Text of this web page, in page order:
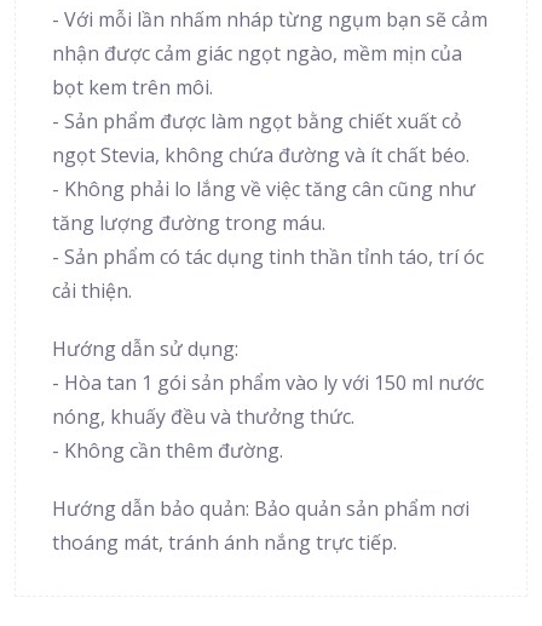
- Với mỗi lần nhấm nháp từng ngụm bạn sẽ cảm
nhận được cảm giác ngọt ngào, mềm mịn của
bọt kem trên môi.
- Sản phẩm được làm ngọt bằng chiết xuất cỏ
ngọt Stevia, không chứa đường và ít chất béo.
- Không phải lo lắng về việc tăng cân cũng như
tăng lượng đường trong máu.
- Sản phẩm có tác dụng tinh thần tỉnh táo, trí óc
cải thiện.
Hướng dẫn sử dụng:
- Hòa tan 1 gói sản phẩm vào ly với 150 ml nước
nóng, khuấy đều và thưởng thức.
- Không cần thêm đường.
Hướng dẫn bảo quản: Bảo quản sản phẩm nơi
thoáng mát, tránh ánh nắng trực tiếp.